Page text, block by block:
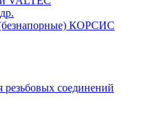
КОРСИС
соединений